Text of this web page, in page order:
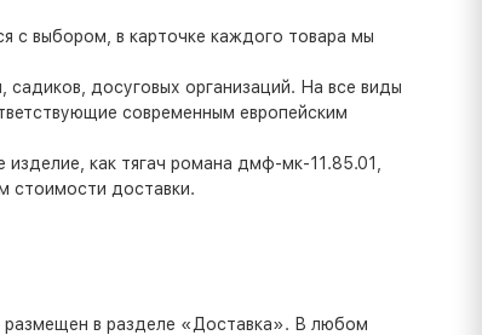
с выбором, в карточке каждого товара мы
досуговых организаций. На все виды
современным европейским
как тягач романа дмф-мк-11.85.01,
стоимости доставки.
размещен в разделе «Доставка». В любом